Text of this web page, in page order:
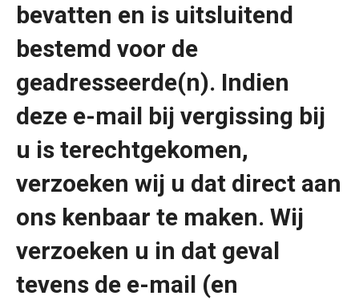
bevatten en is uitsluitend
bestemd voor de
geadresseerde(n). Indien
deze e-mail bij vergissing bij
u is terechtgekomen,
verzoeken wij u dat direct aan
ons kenbaar te maken. Wij
verzoeken u in dat geval
tevens de e-mail (en